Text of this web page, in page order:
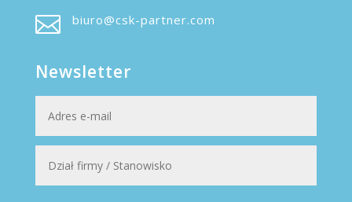
 biuro@csk-partner.com
Newsletter